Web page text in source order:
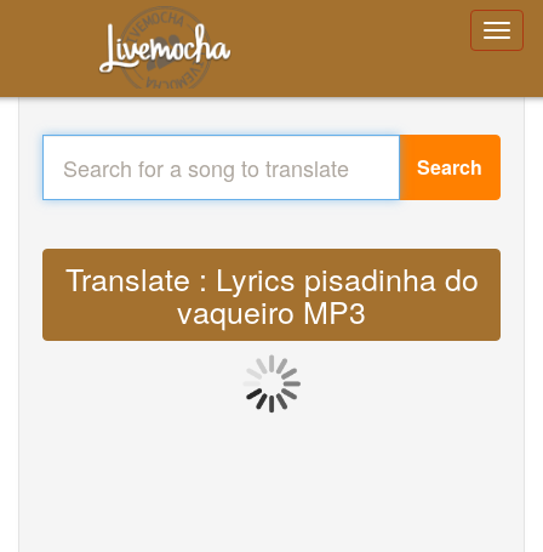
Search
Translate : Lyrics pisadinha do
vaqueiro MP3